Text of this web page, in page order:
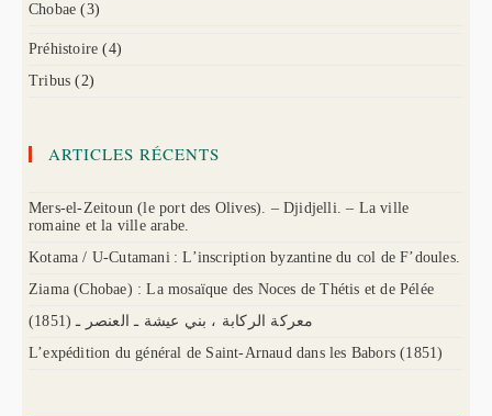
Chobae (3)
Préhistoire (4)
Tribus (2)
ARTICLES RÉCENTS
Mers-el-Zeitoun (le port des Olives). – Djidjelli. – La ville
romaine et la ville arabe.
Kotama / U-Cutamani : L’inscription byzantine du col de F’doules.
Ziama (Chobae) : La mosaïque des Noces de Thétis et de Pélée
(1851) معركة الركابة ، بني عيشة ـ العنصر ـ
L’expédition du général de Saint-Arnaud dans les Babors (1851)